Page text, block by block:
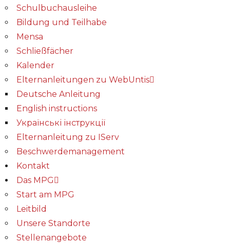
Schulbuchausleihe
Bildung und Teilhabe
Mensa
Schließfächer
Kalender
Elternanleitungen zu WebUntis
Deutsche Anleitung
English instructions
Українські інструкції
Elternanleitung zu IServ
Beschwerdemanagement
Kontakt
Das MPG
Start am MPG
Leitbild
Unsere Standorte
Stellenangebote